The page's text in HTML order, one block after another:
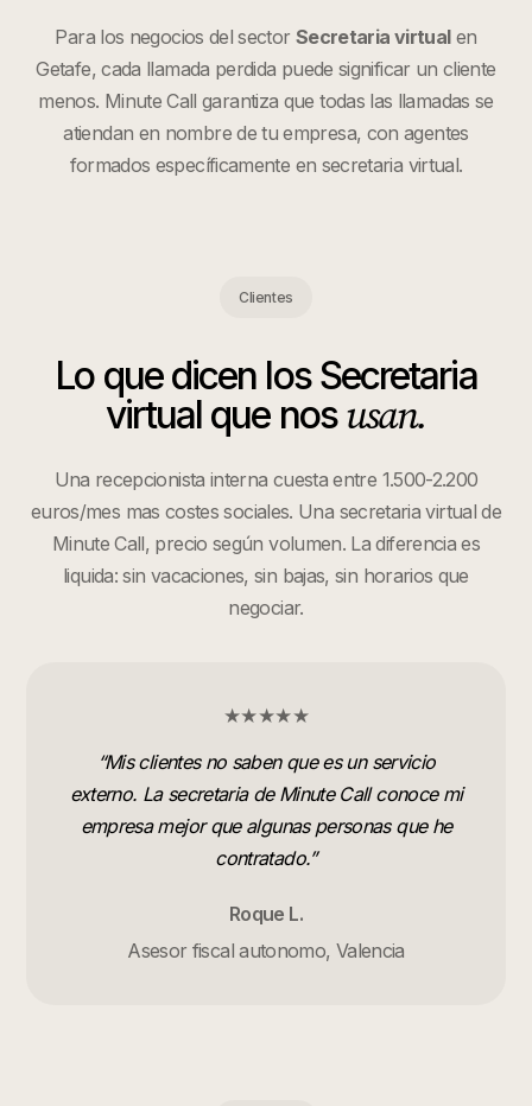
Para los negocios del sector Secretaria virtualen
Getafe, cada llamada perdida puede significar un cliente
menos. Minute Call garantiza que todas las llamadas se
atiendan en nombre de tu empresa, con agentes
formados específicamente en secretaria virtual.
Clientes
Lo que dicen losSecretaria
virtual que nosusan.
Una recepcionista interna cuesta entre 1.500-2.200
euros/mes mas costes sociales. Una secretaria virtual de
Minute Call, precio según volumen. La diferencia es
liquida: sin vacaciones, sin bajas, sin horarios que
negociar.
★★★★★
“Mis clientes no saben que es un servicio
externo. La secretaria de Minute Call conoce mi
empresa mejor que algunas personas que he
contratado.”
Roque L.
Asesor fiscal autonomo, Valencia